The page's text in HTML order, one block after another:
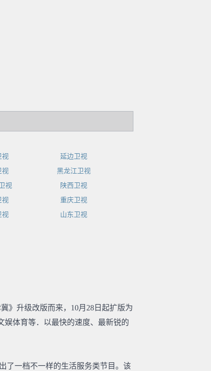
视
延边卫视
视
黑龙江卫视
视
陕西卫视
视
重庆卫视
视 山东卫视
》升级改版而来，10月28日起扩版为
娱体育等．以最快的速度、最新锐的
了一档不一样的生活服务类节目。该